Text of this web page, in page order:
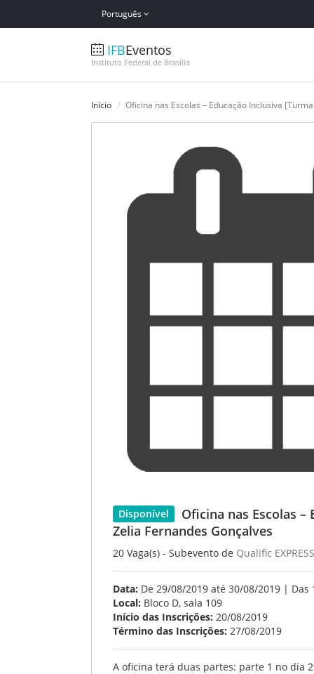
Português
IFBEventos
Instituto Federal de Brasília
Início Oficina nas Escolas – Educação Inclusiva
Disponível
Oficina nas Escolas
Zelia Fernandes Gonçalves
20 Vaga(s) - Subevento de Qualific EXPRESS
Data: De 29/08/2019 até 30/08/2019 | Das
Local: Bloco D, sala 109
Início das Inscrições: 20/08/2019
Término das Inscrições: 27/08/2019
A oficina terá duas partes: parte 1 no dia